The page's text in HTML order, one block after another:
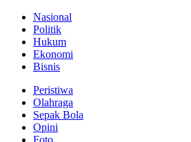
Nasional
Politik
Hukum
Ekonomi
Bisnis
Peristiwa
Olahraga
Sepak Bola
Opini
Foto